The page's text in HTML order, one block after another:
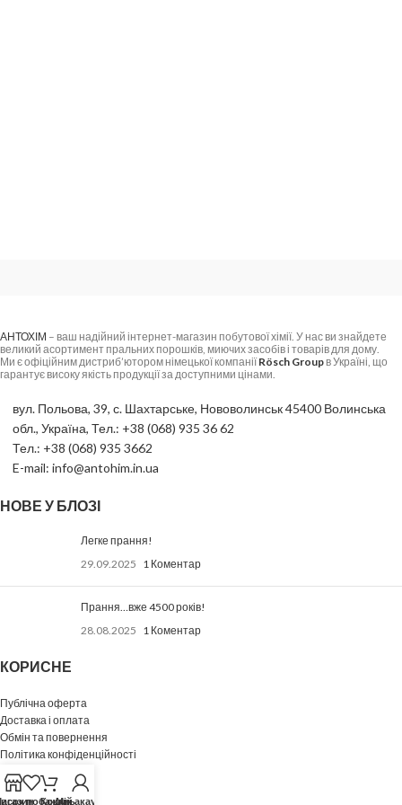
АНТОХІМ – ваш надійний інтернет-магазин побутової хімії. У нас ви знайдете
великий асортимент пральних порошків, миючих засобів і товарів для дому.
Ми є офіційним дистриб’ютором німецької компаніїRösch Groupв Україні, що
гарантує високу якість продукції за доступними цінами.
вул. Польова, 39, с. Шахтарське, Нововолинськ 45400 Волинська
обл., Україна, Тел.: +38 (068) 935 36 62
Тел.: +38 (068) 935 3662
E-mail: info@antohim.in.ua
НОВЕ У БЛОЗІ
Легке прання!
29.09.2025 1 Коментар
Прання…вже 4500 років!
28.08.2025 1 Коментар
КОРИСНЕ
Публічна оферта
Доставка і оплата
Обмін та повернення
Політика конфіденційності
МЕНЮ
побажань
КошикМій акаунт